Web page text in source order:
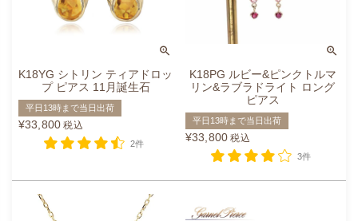
K18YG シトリン ティアドロッ
プ ピアス 11月誕生石
平日13時まで当日出荷
¥33,800 税込
2件
K18PG ルビー&ピンクトルマ
リン&ラブラドライト ロング
ピアス
平日13時まで当日出荷
¥33,800 税込
3件